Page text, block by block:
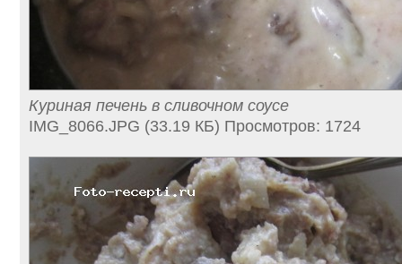
Куриная печень в сливочном соусе
IMG_8066.JPG (33.19 КБ) Просмотров: 1724